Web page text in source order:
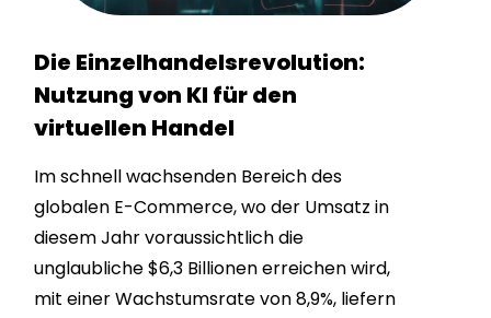
Die Einzelhandelsrevolution:
Nutzung von KI für den
virtuellen Handel
Im schnell wachsenden Bereich des
globalen E-Commerce, wo der Umsatz in
diesem Jahr voraussichtlich die
unglaubliche $6,3 Billionen erreichen wird,
mit einer Wachstumsrate von 8,9%, liefern